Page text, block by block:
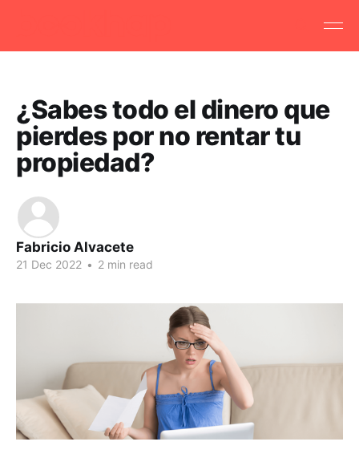
¿Sabes todo el dinero que
pierdes por no rentar tu
propiedad?
Fabricio Alvacete
21 Dec 2022 • 2 min read